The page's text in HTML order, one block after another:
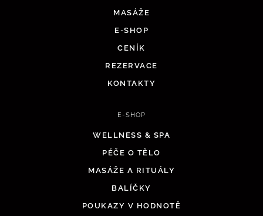
MASÁŽE
E-SHOP
CENÍK
REZERVACE
KONTAKTY
E-SHOP
WELLNESS & SPA
PÉČE O TĚLO
MASÁŽE A RITUÁLY
BALÍČKY
POUKAZY V HODNOTĚ